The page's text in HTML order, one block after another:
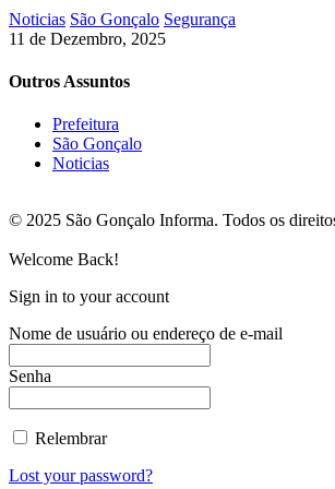
Noticias São Gonçalo Segurança
11 de Dezembro, 2025
Outros Assuntos
Prefeitura
São Gonçalo
Noticias
© 2025 São Gonçalo Informa. Todos os
Welcome Back!
Sign in to your account
Nome de usuário ou endereço de e-mail
Senha
Relembrar
Lost your password?